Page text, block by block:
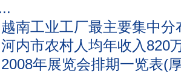
越南工业工厂最主要集中分
河内市农村人均年收入820
2008年展览会排期一览表(